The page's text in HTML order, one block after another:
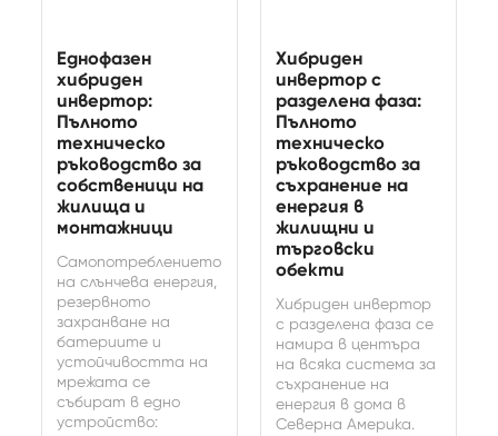
Еднофазен
хибриден
инвертор:
Пълното
техническо
ръководство за
собственици на
жилища и
монтажници
Самопотреблението
на слънчева енергия,
резервното
захранване на
батериите и
устойчивостта на
мрежата се
събират в едно
устройство:
Хибриден
инвертор с
разделена фаза:
Пълното
техническо
ръководство за
съхранение на
енергия в
жилищни и
търговски
обекти
Хибриден инвертор
с разделена фаза се
намира в центъра
на всяка система за
съхранение на
енергия в дома в
Северна Америка.